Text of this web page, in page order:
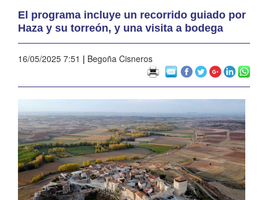
El programa incluye un recorrido guiado por
Haza y su torreón, y una visita a bodega
16/05/2025 7:51 | Begoña Cisneros